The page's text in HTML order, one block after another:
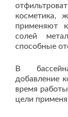
косметика,
применяют
солей
способные
В
добавление
время
цели